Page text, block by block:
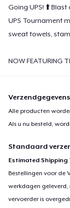
Going UPS! ⬆️
UPS Tournament
sweat towels,
NOW FEATURING
Verzendgegevens
Alle producten
Als u nu besteld,
Standaard
Estimated Shipping
Bestellingen voor de
werkdagen
vervoerder is